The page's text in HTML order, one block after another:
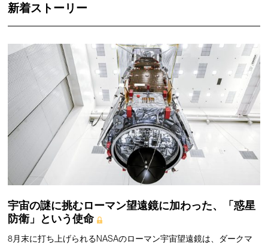
新着ストーリー
宇宙の謎に挑むローマン望遠鏡に加わった、「惑星
防衛」という使命
8月末に打ち上げられるNASAのローマン宇宙望遠鏡は、ダークマ